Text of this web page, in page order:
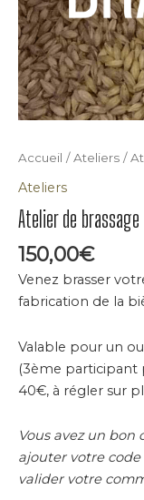
Accueil /Ateliers /
Ateliers
Atelier de brassage
150,00€
Venez brasser
fabrication de la
Valable pour un
(3ème participant
40€, à régler sur
Vous avez un bon
ajouter votre code
valider votre